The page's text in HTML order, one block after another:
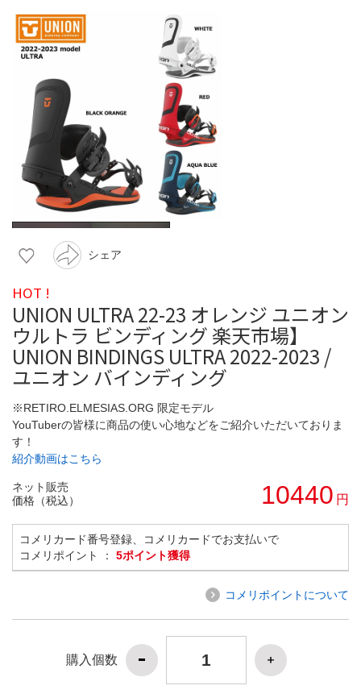
シェア
HOT !
UNION ULTRA 22-23 オレンジ ユニオン
ウルトラ ビンディング 楽天市場】
UNION BINDINGS ULTRA 2022-2023 /
ユニオン バインディング
※RETIRO.ELMESIAS.ORG 限定モデル
YouTuberの皆様に商品の使い心地などをご紹介いただいておりま
す！
紹介動画はこちら
ネット販売
価格（税込）
10440 円
コメリカード番号登録、コメリカードでお支払いで
コメリポイント ： 5ポイント獲得
コメリポイントについて
購入個数